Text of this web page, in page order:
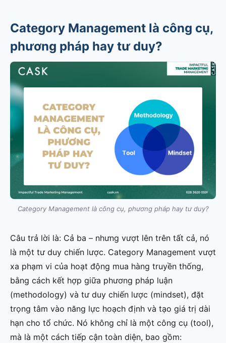
Category Management là công cụ,
phương pháp hay tư duy?
Category Management là công cụ, phương pháp hay tư duy?
Câu trả lời là: Cả ba – nhưng vượt lên trên tất cả, nó
là một tư duy chiến lược. Category Management vượt
xa phạm vi của hoạt động mua hàng truyền thống,
bằng cách kết hợp giữa phương pháp luận
(methodology) và tư duy chiến lược (mindset), đặt
trọng tâm vào năng lực hoạch định và tạo giá trị dài
hạn cho tổ chức. Nó không chỉ là một công cụ (tool),
mà là một cách tiếp cận toàn diện, bao gồm: